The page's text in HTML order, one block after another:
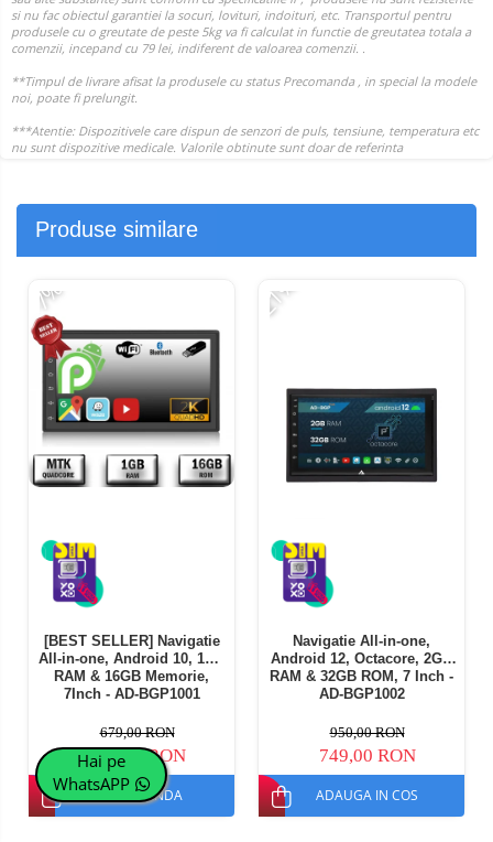
Produse similare
-7%
[BEST SELLER] Navigatie
All-in-one, Android 10, 1GB
RAM & 16GB Memorie,
7Inch - AD-BGP1001
679,00 RON
629,00 RON
PRECOMANDA
-21%
Navigatie All-in-one,
Android 12, Octacore, 2GB
RAM & 32GB ROM, 7 Inch -
AD-BGP1002
950,00 RON
749,00 RON
ADAUGA IN COS
Hai pe
WhatsAPP